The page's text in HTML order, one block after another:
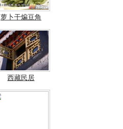
萝卜干煸豆角
西藏民居